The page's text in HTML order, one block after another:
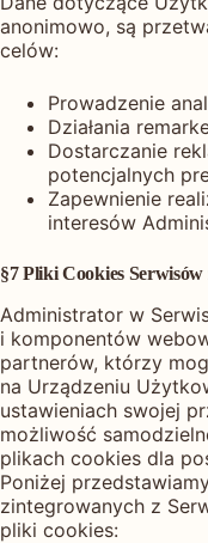
anonimowo, są
celów:
Prowadzenie
Działania
Dostarczanie
potencjalnych
Zapewnienie
interesów
§7 Pliki Cookies
Administrator w
i komponentów
partnerów, którzy
na Urządzeniu
ustawieniach swojej
możliwość
plikach cookies dla
Poniżej
zintegrowanych z
pliki cookies: